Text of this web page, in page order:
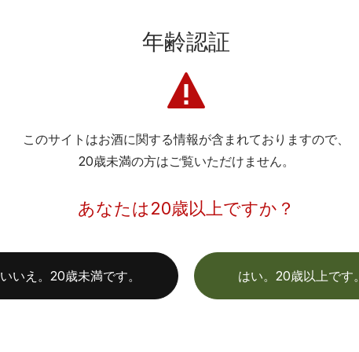
年齢認証
このサイトはお酒に関する情報が含まれておりますので、
20歳未満の方はご覧いただけません。
あなたは20歳以上ですか？
はい。20歳以上です。
いいえ。20歳未満です。